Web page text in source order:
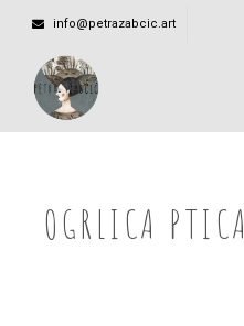
info@petrazabcic.art
OGRLICA PTICA